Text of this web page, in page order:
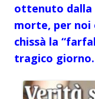
ottenuto dalla
morte, per noi
chissà la
tragico giorno.